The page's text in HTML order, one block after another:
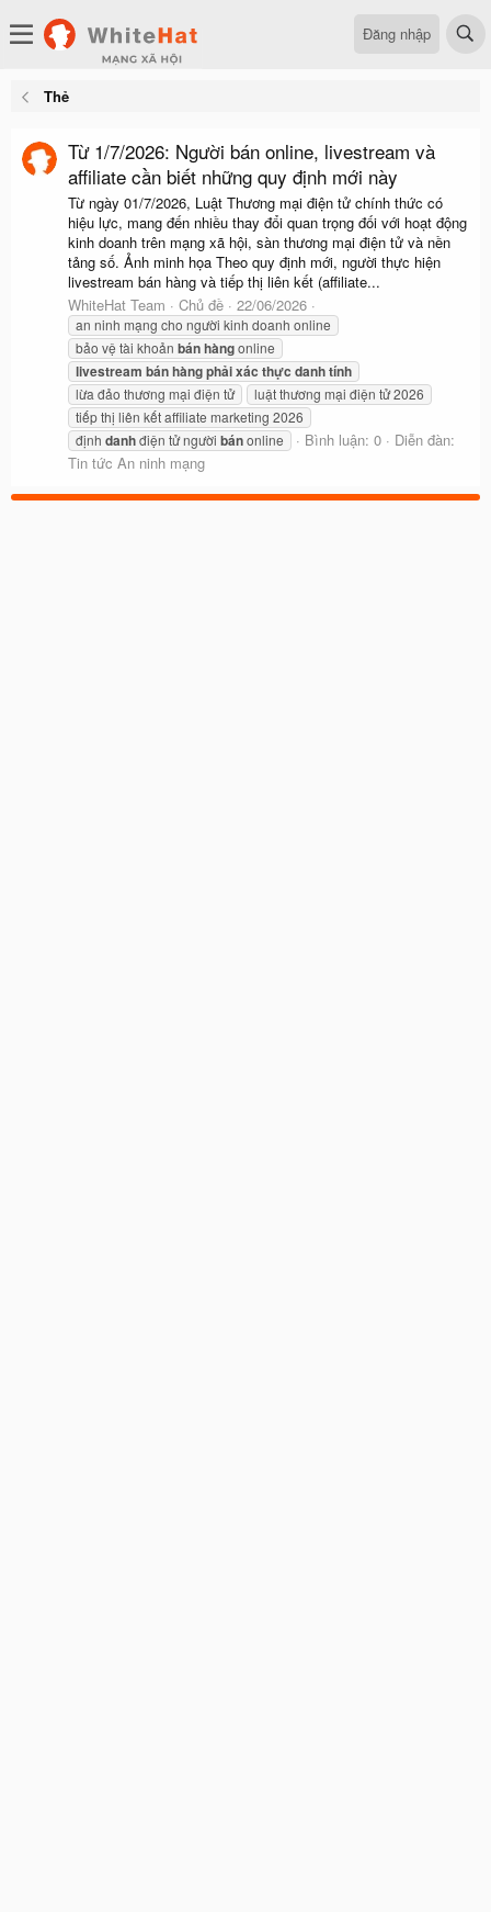
Đăng nhập
Thẻ
Từ 1/7/2026: Người bán online, livestream và
affiliate cần biết những quy định mới này
Từ ngày 01/7/2026, Luật Thương mại điện tử chính thức có
hiệu lực, mang đến nhiều thay đổi quan trọng đối với hoạt động
kinh doanh trên mạng xã hội, sàn thương mại điện tử và nền
tảng số. Ảnh minh họa Theo quy định mới, người thực hiện
livestream bán hàng và tiếp thị liên kết (affiliate...
WhiteHat Team
Chủ đề 22/06/2026
an ninh mạng cho người kinh doanh online
bảo vệ tài khoản bánhàngonline
livestream bánhàngphảixác thực danhtính
lừa đảo thương mại điện tử
luật thương mại điện tử 2026
tiếp thị liên kết affiliate marketing 2026
định danhđiện tử người bánonline Bình luận: 0
Diễn đàn:
Tin tức An ninh mạng